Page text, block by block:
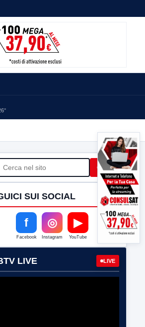
Cerca
SUI SOCIAL
f
Facebook
◎
Instagram
▶
YouTube
LIVE LIVE